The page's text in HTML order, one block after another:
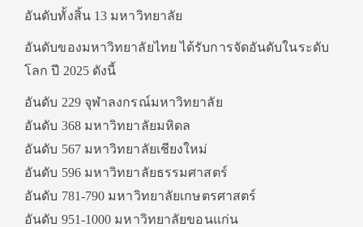
อันดับทั้งสิ้น 13 มหาวิทยาลัย
อันดับของมหาวิทยาลัยไทย ได้รับการจัดอันดับในระดับ
โลก ปี 2025 ดังนี้
อันดับ 229 จุฬาลงกรณ์มหาวิทยาลัย
อันดับ 368 มหาวิทยาลัยมหิดล
อันดับ 567 มหาวิทยาลัยเชียงใหม่
อันดับ 596 มหาวิทยาลัยธรรมศาสตร์
อันดับ 781-790 มหาวิทยาลัยเกษตรศาสตร์
อันดับ 951-1000 มหาวิทยาลัยขอนแก่น